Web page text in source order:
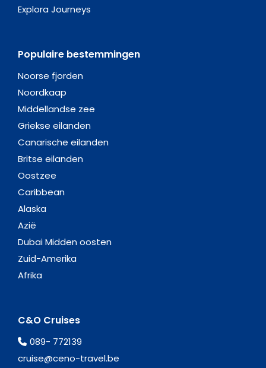
Explora Journeys
Populaire bestemmingen
Noorse fjorden
Noordkaap
Middellandse zee
Griekse eilanden
Canarische eilanden
Britse eilanden
Oostzee
Caribbean
Alaska
Azië
Dubai Midden oosten
Zuid-Amerika
Afrika
C&O Cruises
089- 772139
cruise@ceno-travel.be